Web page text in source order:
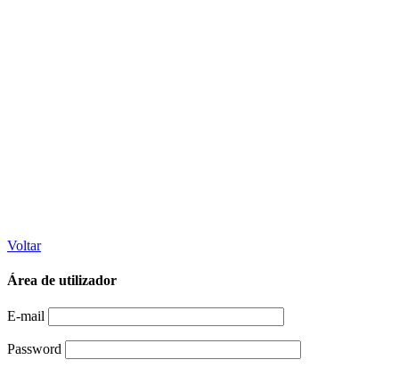
Voltar
Área de utilizador
E-mail
Password